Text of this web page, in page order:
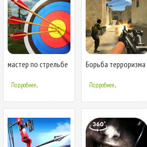
мастер по стрельбе
Подробнее...
Борьба терроризма
Подробнее...